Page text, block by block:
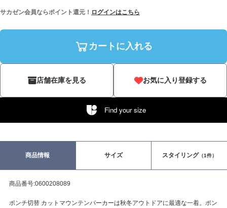
サカゼン会員ならポイント還元！ ログインはこちら
カートに入れる
店舗在庫を見る お気に入り登録する
Find your size
商品情報 サイズ スタイリング（1件）
商品番号:0600208089
ポンチ切替 カットマウンテンパーカーは秋冬アウトドアに最適な一着。ポン